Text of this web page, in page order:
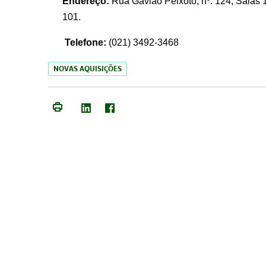
101.
Telefone: (021) 3492-3468
NOVAS AQUISIÇÕES